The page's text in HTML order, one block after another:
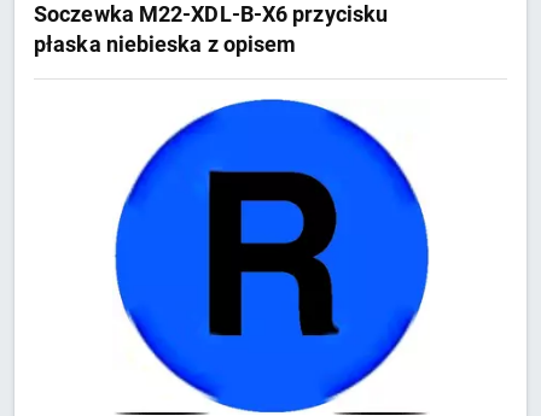
Soczewka M22-XDL-B-X6 przycisku
płaska niebieska z opisem